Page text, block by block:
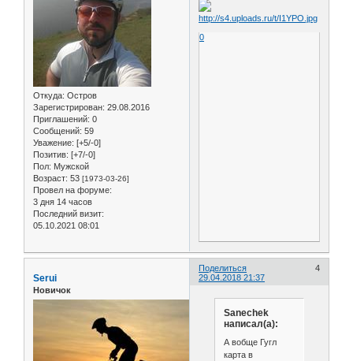
Откуда: Остров
Зарегистрирован: 29.08.2016
Приглашений: 0
Сообщений: 59
Уважение: [+5/-0]
Позитив: [+7/-0]
Пол: Мужской
Возраст: 53 [1973-03-26]
Провел на форуме:
3 дня 14 часов
Последний визит:
05.10.2021 08:01
0
Поделиться
4
29.04.2018 21:37
Serui
Новичок
Sanechek
написал(а):
А вобще Гугл
карта в